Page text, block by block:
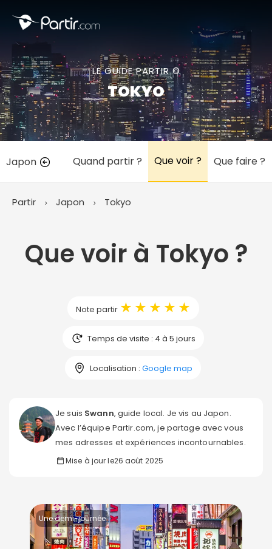
LE GUIDE PARTIR ©
TOKYO
Japon Quand partir ? Que voir ? Que faire ?
Partir Japon Tokyo
Que voir à Tokyo ?
Note partir ★ ★ ★ ★ ★
Temps de visite : 4 à 5 jours
Localisation : Google map
Je suis Swann, guide local. Je vis au Japon.
Avec l’équipe Partir.com, je partage avec vous
mes adresses et expériences incontournables.
Mise à jour le26 août 2025
Une demi-journée
📍 Destinations populaires
☀️ Où partir par mois
Avril Mai
Juillet
Août Septembre